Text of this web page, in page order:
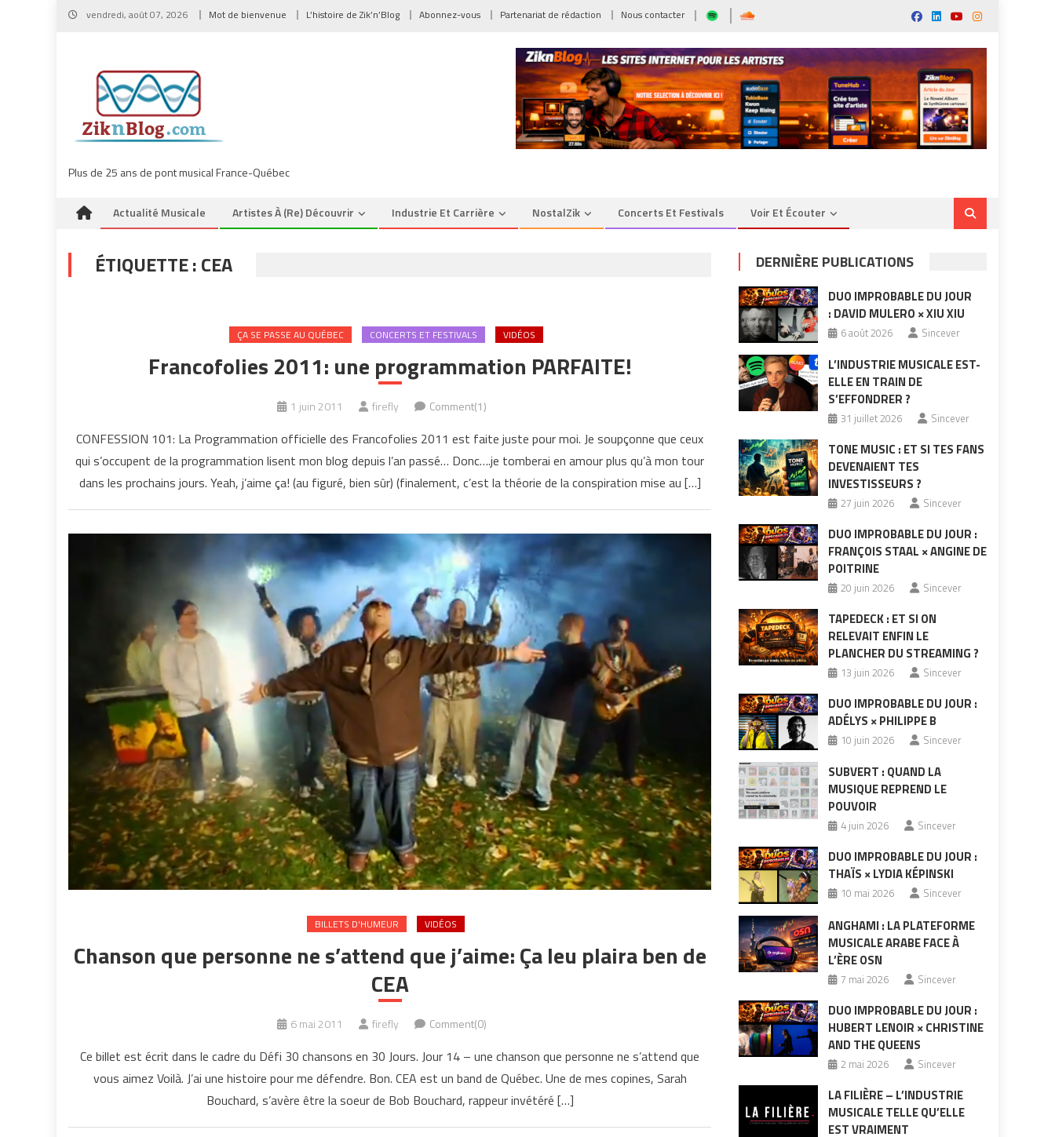
Skip
vendredi, août 07, 2026 Mot de bienvenue L’histoire de Zik’n’Blog Abonnez-vous Partenariat de rédaction Nous contacter
Plus de 25 ans de pont musical France-Québec
Actualité Musicale Artistes À (re) Découvrir Industrie Et Carrière NostalZik Concerts Et Festivals Voir Et Écouter
ÉTIQUETTE :CEA
ÇA SE PASSE AU QUÉBEC CONCERTS ET FESTIVALS VIDÉOS
Francofolies 2011: une programmation PARFAITE!
1 juin 2011 firefly Comment(1)
CONFESSION 101: La Programmation officielle des Francofolies 2011 est faite juste pour moi. Je soupçonne que ceux
qui s’occupent de la programmation lisent mon blog depuis l’an passé… Donc….je tomberai en amour plus qu’à mon tour
dans les prochains jours. Yeah, j’aime ça! (au figuré, bien sûr) (finalement, c’est la théorie de la conspiration mise au […]
BILLETS D'HUMEUR VIDÉOS
Chanson que personne ne s’attend que j’aime: Ça leu plaira ben de
CEA
6 mai 2011 firefly Comment(0)
Ce billet est écrit dans le cadre du Défi 30 chansons en 30 Jours. Jour 14 – une chanson que personne ne s’attend que
vous aimez Voilà. J’ai une histoire pour me défendre. Bon. CEA est un band de Québec. Une de mes copines, Sarah
Bouchard, s’avère être la soeur de Bob Bouchard, rappeur invétéré […]
DERNIÈRE PUBLICATIONS
DUO IMPROBABLE DU JOUR
: DAVID MULERO × XIU XIU
6 août 2026 Sincever
L’INDUSTRIE MUSICALE EST-
ELLE EN TRAIN DE
S’EFFONDRER ?
31 juillet 2026 Sincever
TONE MUSIC : ET SI TES FANS
DEVENAIENT TES
INVESTISSEURS ?
27 juin 2026 Sincever
DUO IMPROBABLE DU JOUR :
FRANÇOIS STAAL × ANGINE DE
POITRINE
20 juin 2026 Sincever
TAPEDECK : ET SI ON
RELEVAIT ENFIN LE
PLANCHER DU STREAMING ?
13 juin 2026 Sincever
DUO IMPROBABLE DU JOUR :
ADÉLYS × PHILIPPE B
10 juin 2026 Sincever
SUBVERT : QUAND LA
MUSIQUE REPREND LE
POUVOIR
4 juin 2026 Sincever
DUO IMPROBABLE DU JOUR :
THAÏS × LYDIA KÉPINSKI
10 mai 2026 Sincever
ANGHAMI : LA PLATEFORME
MUSICALE ARABE FACE À
L’ÈRE OSN
7 mai 2026 Sincever
DUO IMPROBABLE DU JOUR :
HUBERT LENOIR × CHRISTINE
AND THE QUEENS
2 mai 2026 Sincever
LA FILIÈRE – L’INDUSTRIE
MUSICALE TELLE QU’ELLE
EST VRAIMENT